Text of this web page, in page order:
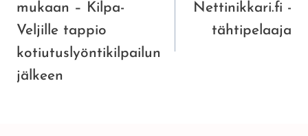
mukaan – Kilpa-
Veljille tappio
kotiutuslyöntikilpailun
jälkeen
Nettinikkari.fi -
tähtipelaaja